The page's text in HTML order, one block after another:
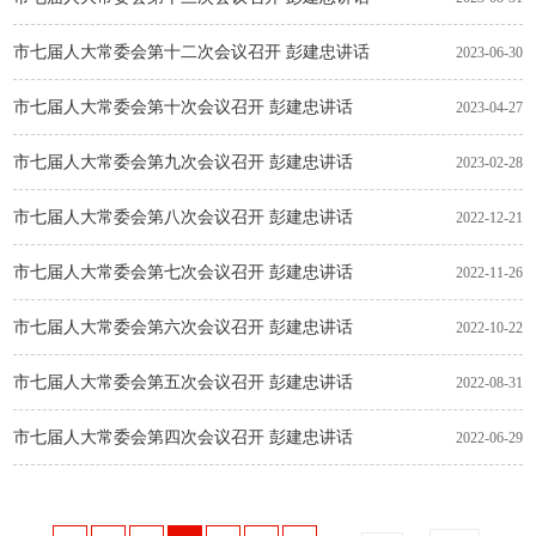
市七届人大常委会第十二次会议召开 彭建忠讲话 2023-06-30
市七届人大常委会第十次会议召开 彭建忠讲话 2023-04-27
市七届人大常委会第九次会议召开 彭建忠讲话 2023-02-28
市七届人大常委会第八次会议召开 彭建忠讲话 2022-12-21
市七届人大常委会第七次会议召开 彭建忠讲话 2022-11-26
市七届人大常委会第六次会议召开 彭建忠讲话 2022-10-22
市七届人大常委会第五次会议召开 彭建忠讲话 2022-08-31
市七届人大常委会第四次会议召开 彭建忠讲话 2022-06-29